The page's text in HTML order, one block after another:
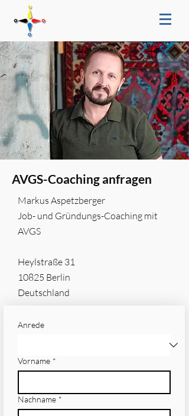
AVGS-Coaching anfragen
Markus Aspetzberger
Job- und Gründungs-Coaching mit
AVGS
Heylstraße 31
10825 Berlin
Deutschland
Anrede
Vorname *
Nachname *